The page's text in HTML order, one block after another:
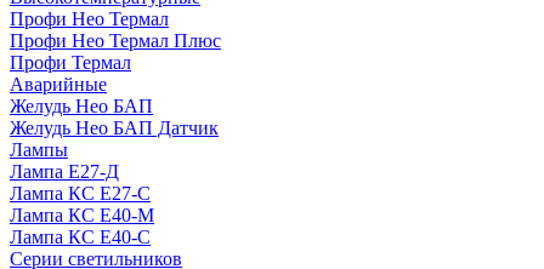
Профи Нео Термал
Профи Нео Термал Плюс
Профи Термал
Аварийные
Желудь Нео БАП
Желудь Нео БАП Датчик
Лампы
Лампа Е27-Д
Лампа КС Е27-С
Лампа КС Е40-М
Лампа КС Е40-С
Серии светильников